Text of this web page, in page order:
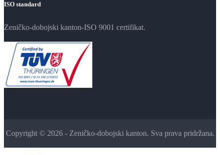
ISO standard
Zeničko-dobojski kanton-ISO 9001 certifikat.
Copyright © 2026 - Zeničko-dobojski kanton. Sva prava pridržana.